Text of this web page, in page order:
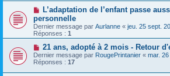
L’adaptation de l’enfant passe
personnelle
Dernier message par Aurlanne « jeu. 25 sept.
Réponses : 1
21 ans, adopté à 2 mois - Retour
Dernier message par RougePrintanier « mar.
Réponses : 17